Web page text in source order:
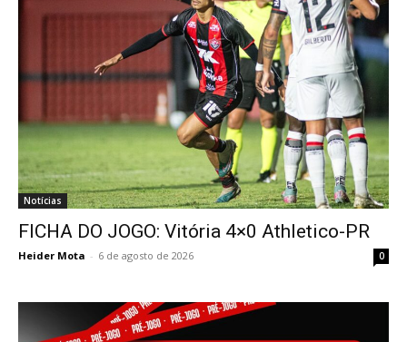
Notícias
FICHA DO JOGO: Vitória 4×0 Athletico-PR
Heider Mota - 6 de agosto de 2026 0